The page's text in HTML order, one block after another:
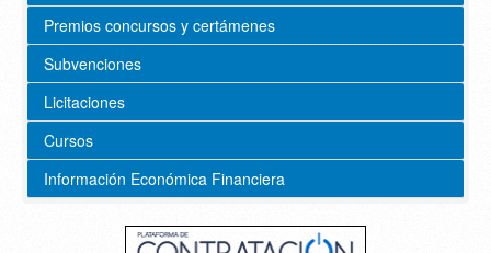
Premios concursos y certámenes
Subvenciones
Licitaciones
Cursos
Información Económica Financiera